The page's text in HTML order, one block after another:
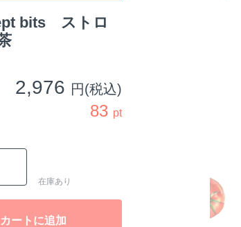
bits ストロ
2,976 円(税込)
83 pt
在庫あり
カートに追加